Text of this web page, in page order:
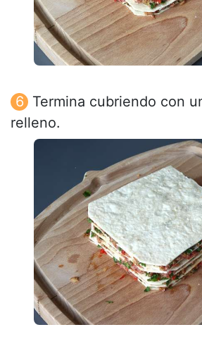
Termina cubriendo con
relleno.